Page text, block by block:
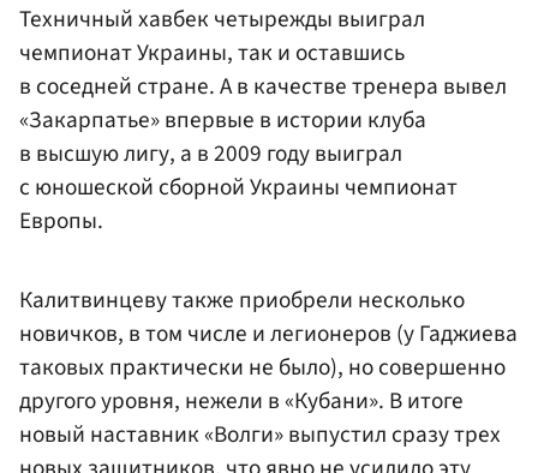
Техничный хавбек четырежды выиграл
чемпионат Украины, так и оставшись
в соседней стране. А в качестве тренера вывел
«Закарпатье» впервые в истории клуба
в высшую лигу, а в 2009 году выиграл
с юношеской сборной Украины чемпионат
Европы.
Калитвинцеву также приобрели несколько
новичков, в том числе и легионеров (у Гаджиева
таковых практически не было), но совершенно
другого уровня, нежели в «Кубани». В итоге
новый наставник «Волги» выпустил сразу трех